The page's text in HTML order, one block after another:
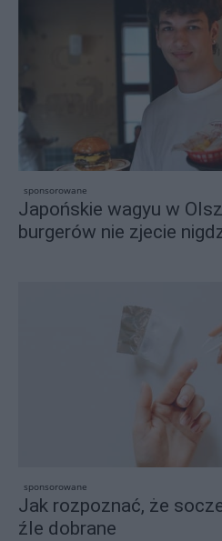
sponsorowane
Japońskie wagyu w
burgerów nie zjecie
sponsorowane
Jak rozpoznać, że
źle dobrane